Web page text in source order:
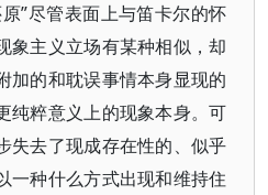
”尽管表面上与笛卡尔的怀
象主义立场有某种相似，却
加的和耽误事情本身显现的
纯粹意义上的现象本身。可
失去了现成存在性的、似乎
一种什么方式出现和维持住